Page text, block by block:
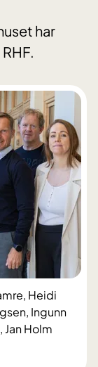
har
Heidi
Ingunn
Jan Holm